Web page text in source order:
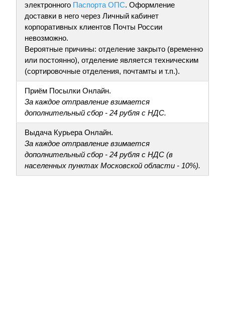
электронного Паспорта ОПС. Оформление
доставки в него через Личный кабинет
корпоративных клиентов Почты России
невозможно.
Вероятные причины: отделение закрыто (временно
или постоянно), отделение является техническим
(сортировочные отделения, почтамты и т.п.).
Приём Посылки Онлайн.
За каждое отправление взимается
дополнительный сбор - 24 рубля с НДС.
Выдача Курьера Онлайн.
За каждое отправление взимается
дополнительный сбор - 24 рубля с НДС (в
населенных пунктах Московской области - 10%).